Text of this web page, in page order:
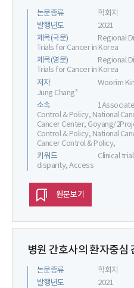
논문종류
학회지
발행년도
2021
제목(국문)
Regional
Trials for Cancer in Korea
제목(영문)
Regional
Trials for Cancer in Korea
저자
Woorim
Jung Chang³
소속
Control & Policy, National
Cancer Center, Goyang/
Control & Policy, National
Cancer Control & Policy,
키워드
Clinical
disparity, Access
원문보기
병원 간호사의 환자중심
논문종류
학회지
발행년도
2021